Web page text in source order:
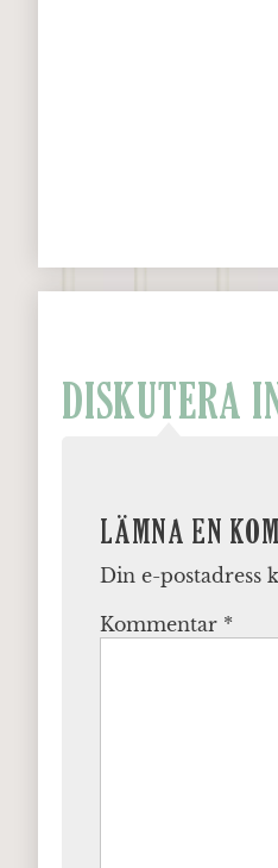
DISKUTERA
LÄMNA EN
Din e-postadress
Kommentar *